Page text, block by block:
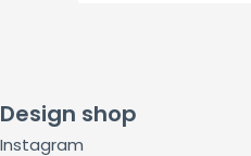
Design shop
Instagram